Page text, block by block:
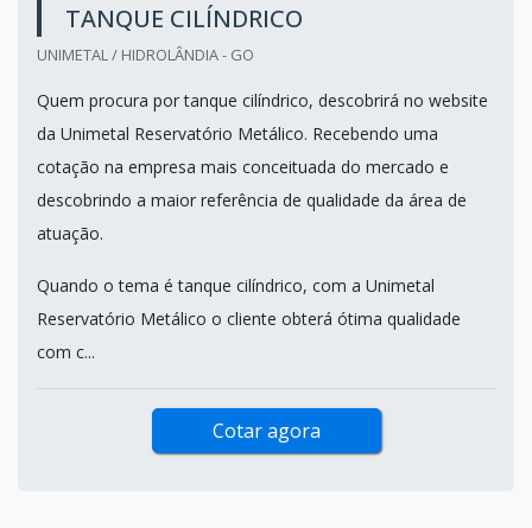
TANQUE CILÍNDRICO
UNIMETAL / HIDROLÂNDIA - GO
Quem procura por tanque cilíndrico, descobrirá no website
da Unimetal Reservatório Metálico. Recebendo uma
cotação na empresa mais conceituada do mercado e
descobrindo a maior referência de qualidade da área de
atuação.
Quando o tema é tanque cilíndrico, com a Unimetal
Reservatório Metálico o cliente obterá ótima qualidade
com c...
Cotar agora